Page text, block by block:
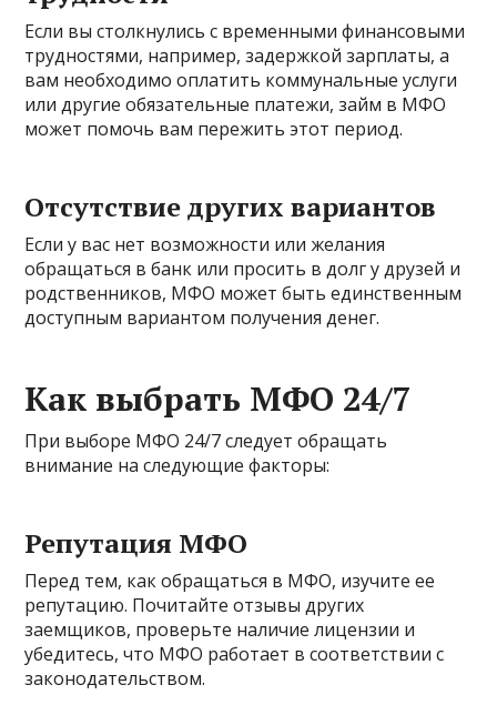
Если вы столкнулись с временными финансовыми
трудностями, например, задержкой зарплаты, а
вам необходимо оплатить коммунальные услуги
или другие обязательные платежи, займ в МФО
может помочь вам пережить этот период.
Отсутствие других вариантов
Если у вас нет возможности или желания
обращаться в банк или просить в долг у друзей и
родственников, МФО может быть единственным
доступным вариантом получения денег.
Как выбрать МФО 24/7
При выборе МФО 24/7 следует обращать
внимание на следующие факторы:
Репутация МФО
Перед тем, как обращаться в МФО, изучите ее
репутацию. Почитайте отзывы других
заемщиков, проверьте наличие лицензии и
убедитесь, что МФО работает в соответствии с
законодательством.